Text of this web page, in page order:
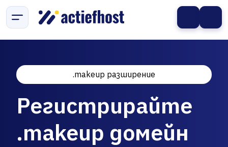
.makeup разширение
Регистрирайте
.makeup домейн